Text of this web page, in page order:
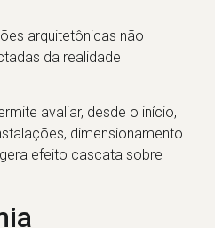
arquitetônicas não
da realidade
avaliar, desde o início,
dimensionamento
efeito cascata sobre